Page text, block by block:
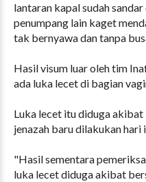
lantaran kapal sudah
penumpang lain kaget
tak bernyawa dan tanpa
Hasil visum luar oleh tim
ada luka lecet di bagian
Luka lecet itu diduga
jenazah baru dilakukan hari
"Hasil sementara
luka lecet diduga akibat